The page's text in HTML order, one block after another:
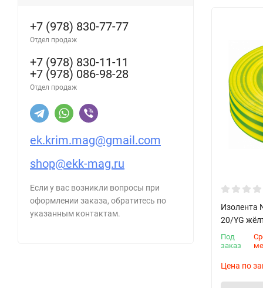
+7 (978) 830-77-77
Отдел продаж
+7 (978) 830-11-11
+7 (978) 086-98-28
Отдел продаж
ek.krim.mag@gmail.com
shop@ekk-mag.ru
Если у вас возникли вопросы при
оформлении заказа, обратитесь по
указанным контактам.
Изолента
20/YG
Под
заказ
Цена по